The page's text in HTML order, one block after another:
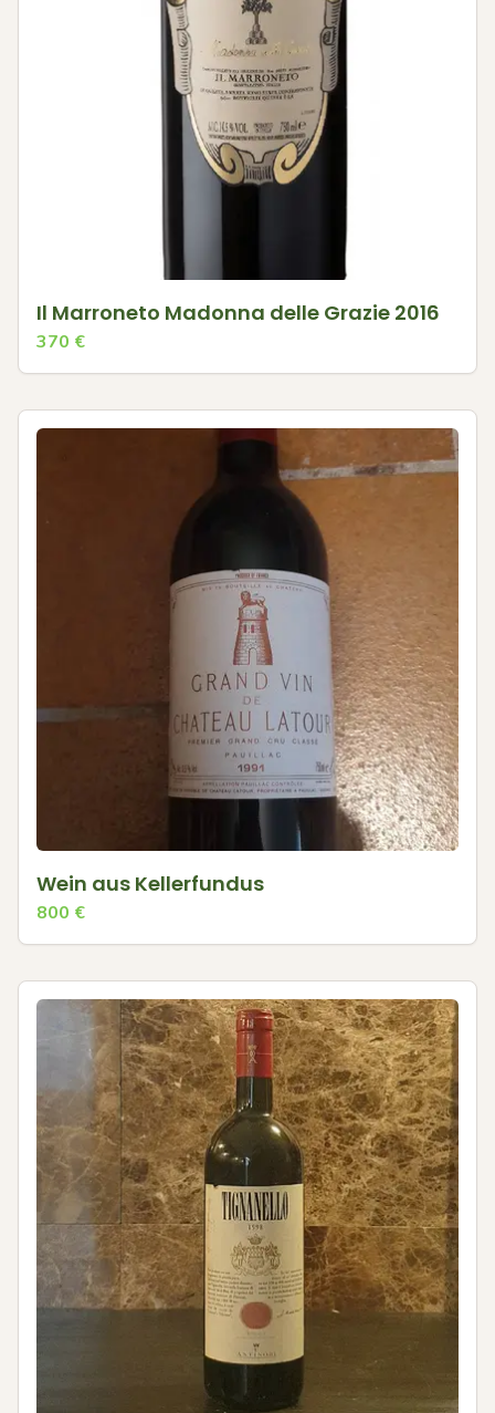
Il Marroneto Madonna delle Grazie 2016
370 €
Wein aus Kellerfundus
800 €